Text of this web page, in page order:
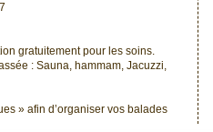
gratuitement pour les soins.
: Sauna, hammam, Jacuzzi,
» afin d’organiser vos balades